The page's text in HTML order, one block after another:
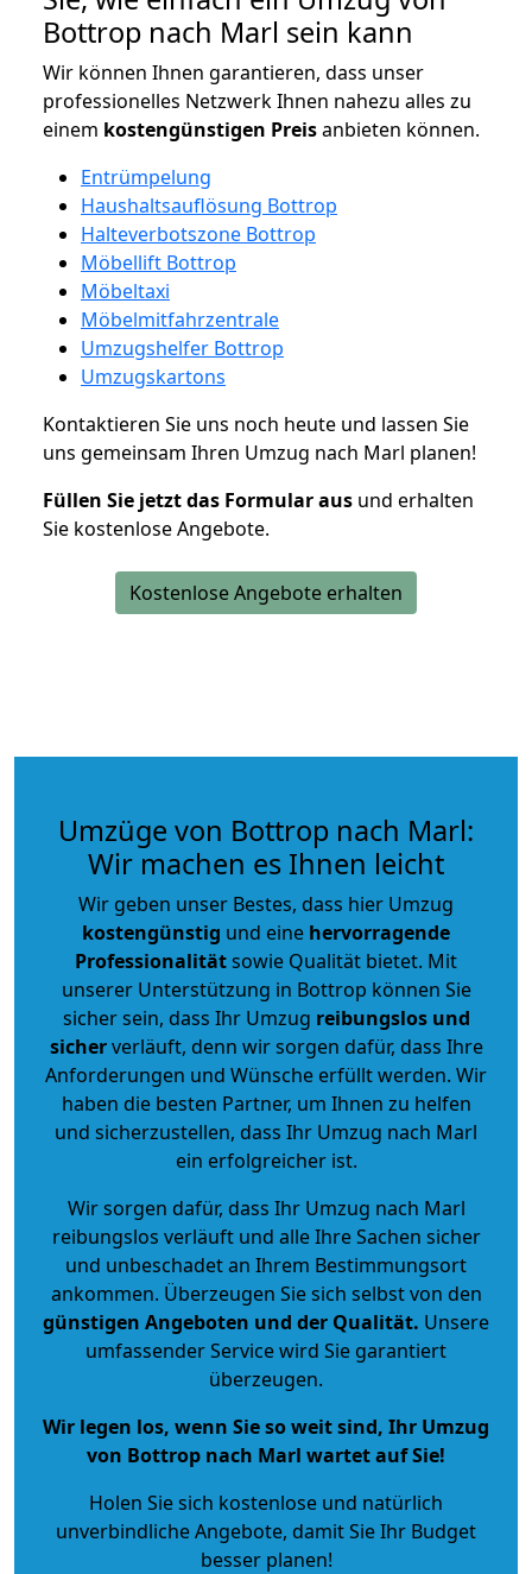
Bottrop nach Marl sein kann
Wir können Ihnen garantieren, dass unser
professionelles Netzwerk Ihnen nahezu alles zu
einem kostengünstigen Preisanbieten können.
Entrümpelung
Haushaltsauflösung Bottrop
Halteverbotszone Bottrop
Möbellift Bottrop
Möbeltaxi
Möbelmitfahrzentrale
Umzugshelfer Bottrop
Umzugskartons
Kontaktieren Sie uns noch heute und lassen Sie
uns gemeinsam Ihren Umzug nach Marl planen!
Füllen Sie jetzt das Formular aus und erhalten
Sie kostenlose Angebote.
Kostenlose Angebote erhalten
Umzüge von Bottrop nach Marl:
Wir machen es Ihnen leicht
Wir geben unser Bestes, dass hier Umzug
kostengünstig und eine hervorragende
Professionalitätsowie Qualität bietet. Mit
unserer Unterstützung in Bottrop können Sie
sicher sein, dass Ihr Umzug reibungslos und
sicherverläuft, denn wir sorgen dafür, dass Ihre
Anforderungen und Wünsche erfüllt werden. Wir
haben die besten Partner, um Ihnen zu helfen
und sicherzustellen, dass Ihr Umzug nach Marl
ein erfolgreicher ist.
Wir sorgen dafür, dass Ihr Umzug nach Marl
reibungslos verläuft und alle Ihre Sachen sicher
und unbeschadet an Ihrem Bestimmungsort
ankommen. Überzeugen Sie sich selbst von den
günstigen Angeboten und der Qualität. Unsere
umfassender Service wird Sie garantiert
überzeugen.
Wir legen los, wenn Sie so weit sind, Ihr Umzug
von Bottrop nach Marl wartet auf Sie!
Holen Sie sich kostenlose und natürlich
unverbindliche Angebote, damit Sie Ihr Budget
besser planen!